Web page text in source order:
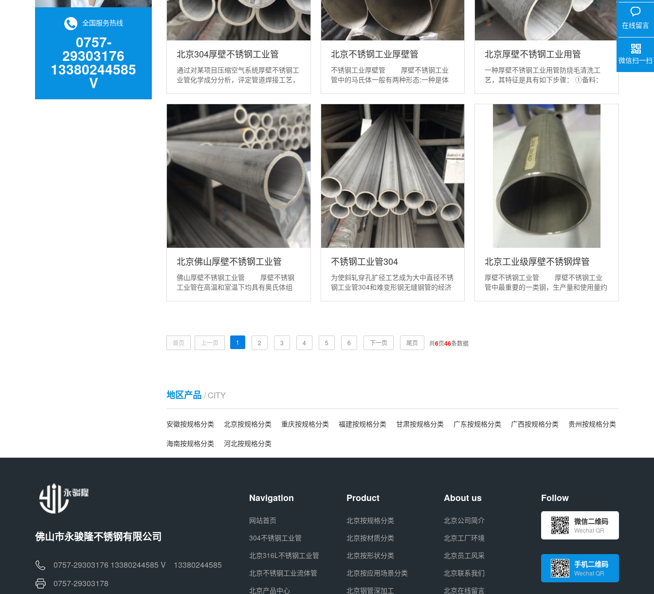
全国服务热线
0757-
29303176
13380244585
V
北京304厚壁不锈钢工业管
通过对某项目压缩空气系统厚壁不锈钢工
业管化学成分分析，评定管道焊接工艺，
类似的管道焊接提供了技术工艺及参数。
厚壁不锈钢工业管材对应我国不锈钢无逢
钢管(GB/T14976-2002)的牌...
北京不锈钢工业厚壁管
不锈钢工业厚壁管 厚壁不锈钢工业
管中的马氏体一般有两种形态:一种是体
体在一定范围内的形成量随冷变形量的增
加和变形温度的降低而增多。马氏体的形
成对不锈...
北京厚壁不锈钢工业用管
一种厚壁不锈钢工业用管防烧毛清洗工
艺，其特征是具有如下步骤： ①备料：
中； ②刷洗：选用与管坯内径相适应的
毛刷对管坯内壁进行刷洗，洗去油污和杂
质； ③取出管坯：将刷洗完成后管坯...
北京佛山厚壁不锈钢工业管
佛山厚壁不锈钢工业管 厚壁不锈钢
工业管在高温和室温下均具有奥氏体组
不锈钢工业管钢中合金含量高，在热加工
过程中容易产生质量...
不锈钢工业管304
为使斜轧穿孔扩径工艺成为大中直径不锈
钢工业管304和难变形钢无缝钢管的经济
决定性作用。穿孔过程中的...
北京工业级厚壁不锈钢焊管
厚壁不锈钢工业管 厚壁不锈钢工业
管中最重要的一类钢，生产量和使用量约
首页 上一页 1 2 3 4 5 6 下一页 尾页 共6页46条数据
地区产品 / CITY
安徽按规格分类 北京按规格分类 重庆按规格分类 福建按规格分类 甘肃按规格分类 广东按规格分类 广西按规格分类
贵州按规格分类
海南按规格分类
河北按规格分类
佛山市永骏隆不锈钢有限公司
0757-29303176 13380244585 V 13380244585
0757-29303178
Navigation
网站首页
304不锈钢工业管
北京316L不锈钢工业管
北京不锈钢工业流体管
北京产品中心
Product
北京按规格分类
北京按材质分类
北京按形状分类
北京按应用场景分类
北京钢管深加工
About us
北京公司简介
北京工厂环境
北京员工风采
北京联系我们
北京在线留言
Follow
微信二维码
Wechat QR
手机二维码
Wechat QR
0757-
在线留言
微信扫一扫